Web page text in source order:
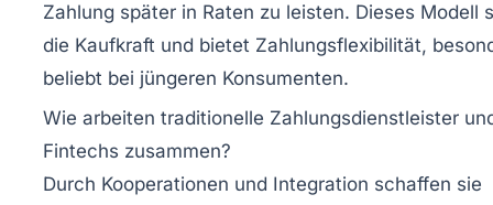
Zahlung später in Raten zu leisten. Dieses Modell
die Kaufkraft und bietet Zahlungsflexibilität,
beliebt bei jüngeren Konsumenten.
Wie arbeiten traditionelle Zahlungsdienstleister
Fintechs zusammen?
Durch Kooperationen und Integration schaffen sie